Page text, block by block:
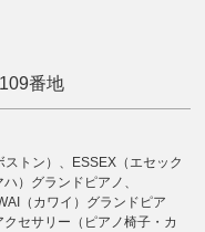
番地
トン）、ESSEX（エセック
）グランドピアノ、
（カワイ）グランドピア
セサリー（ピアノ椅子・カ